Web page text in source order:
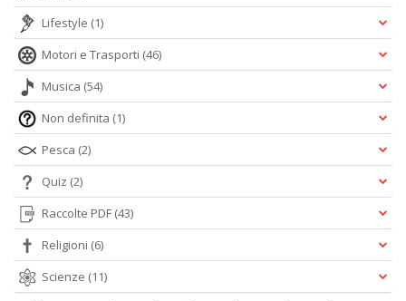
Lifestyle (1)
Motori e Trasporti (46)
Musica (54)
Non definita (1)
Pesca (2)
Quiz (2)
Raccolte PDF (43)
Religioni (6)
Scienze (11)